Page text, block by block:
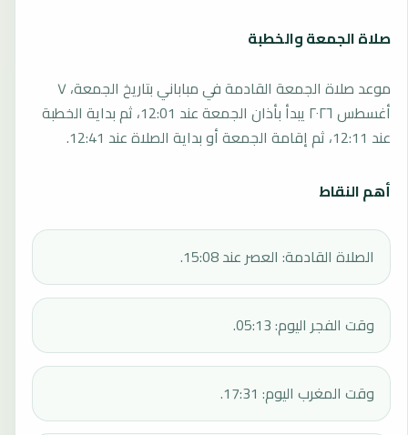
صلاة الجمعة والخطبة
موعد صلاة الجمعة القادمة في مباباني بتاريخ الجمعة، ٧
أغسطس ٢٠٢٦ يبدأ بأذان الجمعة عند 12:01، ثم بداية الخطبة
عند 12:11، ثم إقامة الجمعة أو بداية الصلاة عند 12:41.
أهم النقاط
الصلاة القادمة: العصر عند 15:08.
وقت الفجر اليوم: 05:13.
وقت المغرب اليوم: 17:31.